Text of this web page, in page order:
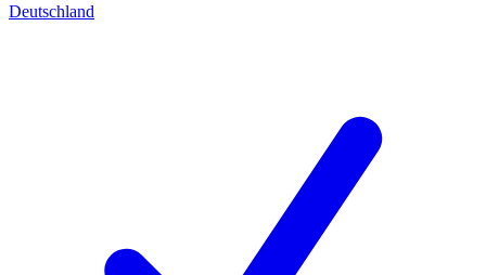
Deutschland